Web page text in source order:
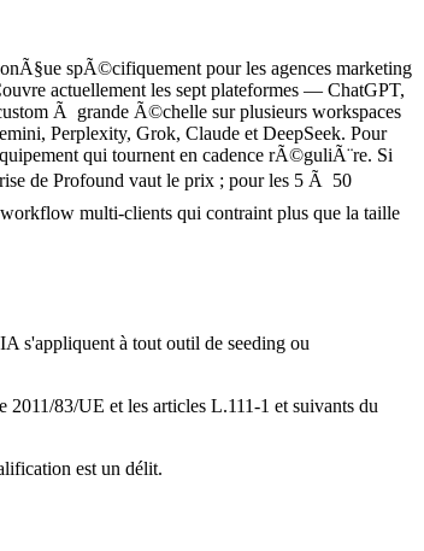
spÃ©cifiquement pour les agences marketing
actuellement les sept plateformes — ChatGPT,
Ã grande Ã©chelle sur plusieurs workspaces
Perplexity, Grok, Claude et DeepSeek. Pour
qui tournent en cadence rÃ©guliÃ¨re. Si
de Profound vaut le prix ; pour les 5 Ã 50
workflow multi-clients qui contraint plus que la taille
s'appliquent à tout outil de seeding ou
2011/83/UE et les articles L.111-1 et suivants du
est un délit.